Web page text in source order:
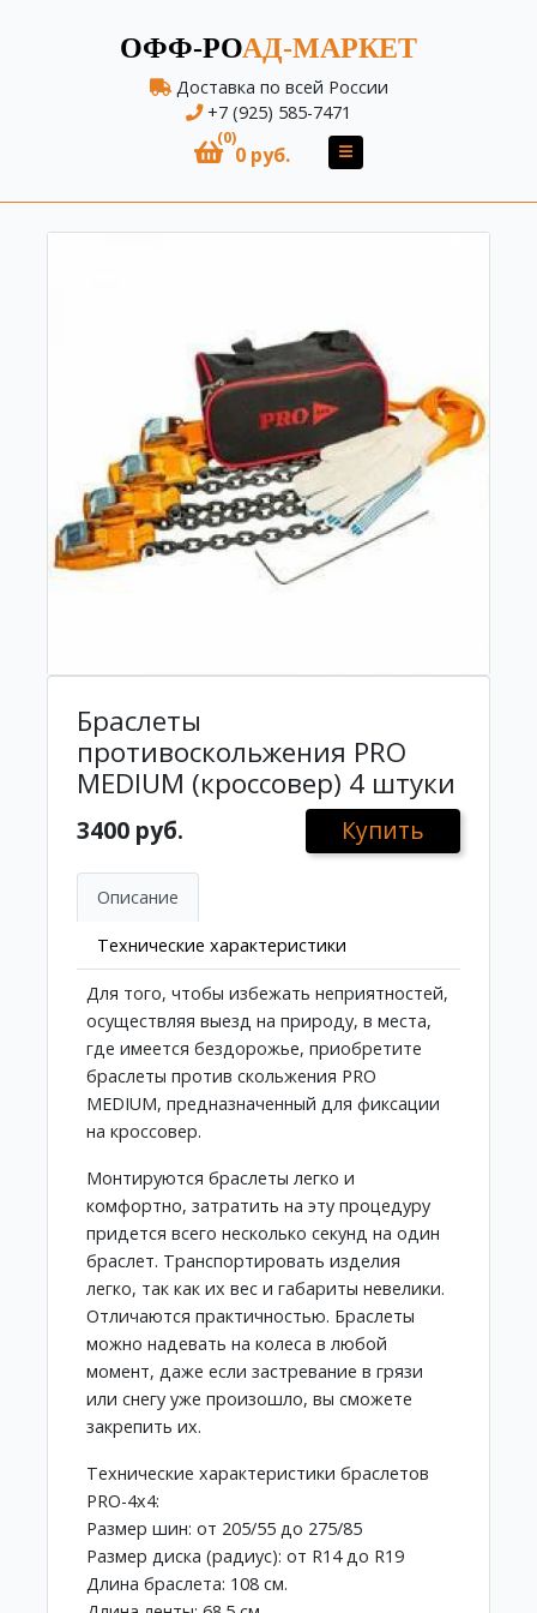
ОФФ-РОАД-МАРКЕТ
Доставка по всей России
+7 (925) 585-7471
(0)
0 руб.
Браслеты
противоскольжения PRO
MEDIUM (кроссовер) 4 штуки
3400 руб. Купить
Описание
Технические характеристики
Для того, чтобы избежать неприятностей,
осуществляя выезд на природу, в места,
где имеется бездорожье, приобретите
браслеты против скольжения PRO
MEDIUM, предназначенный для фиксации
на кроссовер.
Монтируются браслеты легко и
комфортно, затратить на эту процедуру
придется всего несколько секунд на один
браслет. Транспортировать изделия
легко, так как их вес и габариты невелики.
Отличаются практичностью. Браслеты
можно надевать на колеса в любой
момент, даже если застревание в грязи
или снегу уже произошло, вы сможете
закрепить их.
Технические характеристики браслетов
PRO-4х4:
Размер шин: от 205/55 до 275/85
Размер диска (радиус): от R14 до R19
Длина браслета: 108 см.